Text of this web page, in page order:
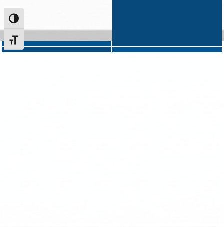
Alternar alto contraste
Alternar tamanho da fonte